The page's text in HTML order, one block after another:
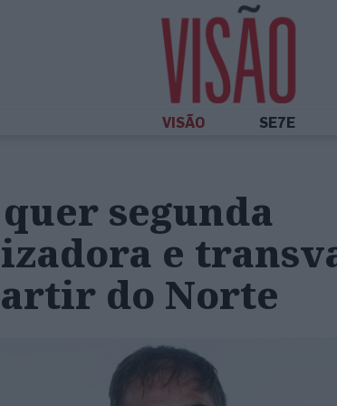
VISÃO SE7E
segunda
e
do Norte